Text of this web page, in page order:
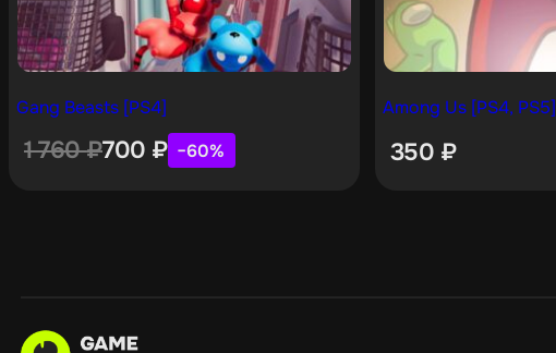
Gang Beasts [PS4]
1 760₽700 ₽ −60%
Among Us [PS4, PS5]
350 ₽